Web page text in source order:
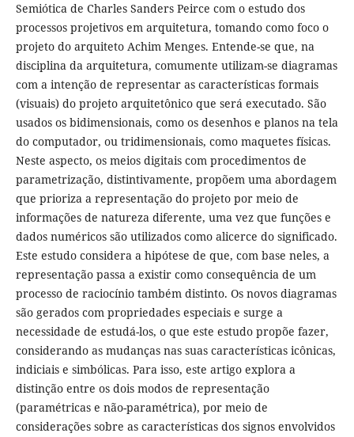
Semiótica de Charles Sanders Peirce com o estudo dos
processos projetivos em arquitetura, tomando como foco o
projeto do arquiteto Achim Menges. Entende-se que, na
disciplina da arquitetura, comumente utilizam-se diagramas
com a intenção de representar as características formais
(visuais) do projeto arquitetônico que será executado. São
usados os bidimensionais, como os desenhos e planos na tela
do computador, ou tridimensionais, como maquetes físicas.
Neste aspecto, os meios digitais com procedimentos de
parametrização, distintivamente, propõem uma abordagem
que prioriza a representação do projeto por meio de
informações de natureza diferente, uma vez que funções e
dados numéricos são utilizados como alicerce do significado.
Este estudo considera a hipótese de que, com base neles, a
representação passa a existir como consequência de um
processo de raciocínio também distinto. Os novos diagramas
são gerados com propriedades especiais e surge a
necessidade de estudá-los, o que este estudo propõe fazer,
considerando as mudanças nas suas características icônicas,
indiciais e simbólicas. Para isso, este artigo explora a
distinção entre os dois modos de representação
(paramétricas e não-paramétrica), por meio de
considerações sobre as características dos signos envolvidos